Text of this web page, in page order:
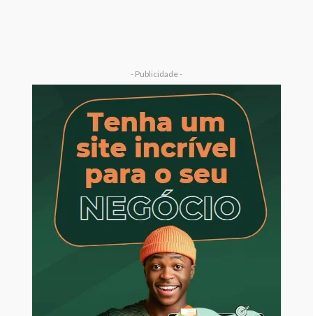
- Publicidade -